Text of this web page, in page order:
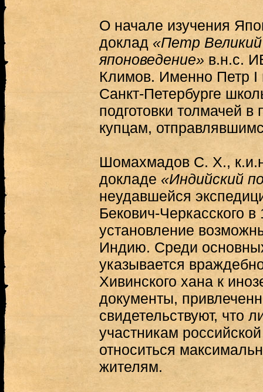
О начале изучения
доклад «Петр
японоведение» в.н.с.
Климов. Именно Петр I
Санкт-Петербурге
подготовки толмачей
купцам,
Шомахмадов С. Х.,
докладе «Индийский
неудавшейся
Бекович-Черкасского
установление
Индию. Среди
указывается
Хивинского хана к
документы,
свидетельствуют, что
участникам
относиться
жителям.